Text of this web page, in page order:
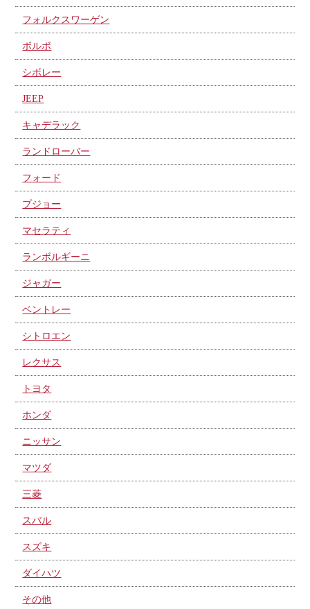
フォルクスワーゲン
ボルボ
シボレー
JEEP
キャデラック
ランドローバー
フォード
プジョー
マセラティ
ランボルギーニ
ジャガー
ベントレー
シトロエン
レクサス
トヨタ
ホンダ
ニッサン
マツダ
三菱
スバル
スズキ
ダイハツ
その他